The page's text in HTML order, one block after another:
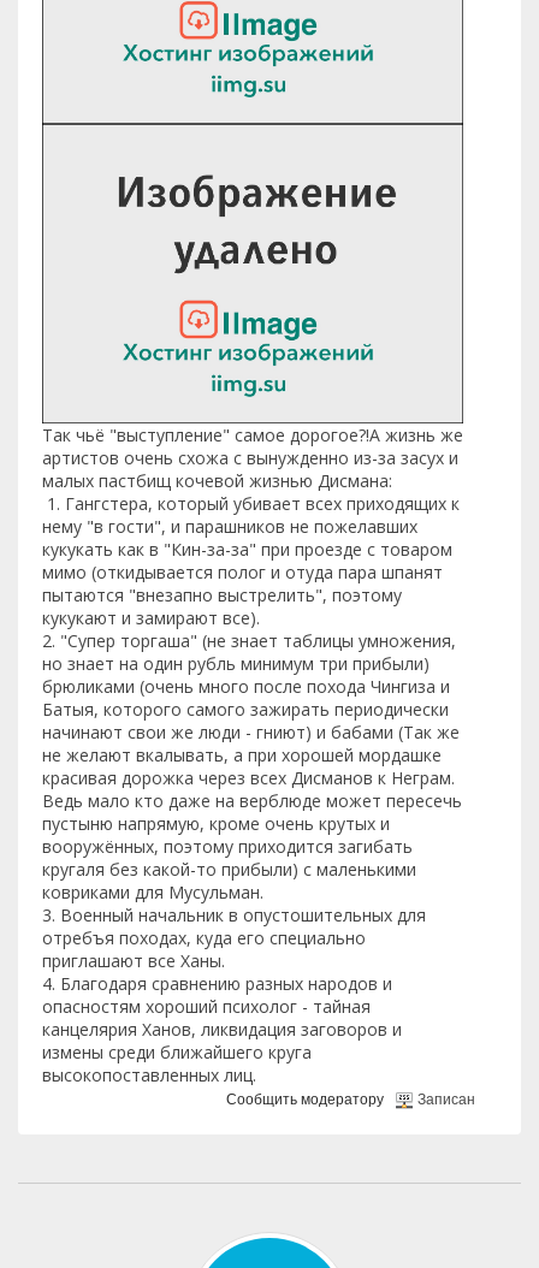
Так чьё "выступление" самое дорогое?!А жизнь же
артистов очень схожа с вынужденно из-за засух и
малых пастбищ кочевой жизнью Дисмана:
1. Гангстера, который убивает всех приходящих к
нему "в гости", и парашников не пожелавших
кукукать как в "Кин-за-за" при проезде с товаром
мимо (откидывается полог и отуда пара шпанят
пытаются "внезапно выстрелить", поэтому
кукукают и замирают все).
2. "Супер торгаша" (не знает таблицы умножения,
но знает на один рубль минимум три прибыли)
брюликами (очень много после похода Чингиза и
Батыя, которого самого зажирать периодически
начинают свои же люди - гниют) и бабами (Так же
не желают вкалывать, а при хорошей мордашке
красивая дорожка через всех Дисманов к Неграм.
Ведь мало кто даже на верблюде может пересечь
пустыню напрямую, кроме очень крутых и
вооружённых, поэтому приходится загибать
кругаля без какой-то прибыли) с маленькими
ковриками для Мусульман.
3. Военный начальник в опустошительных для
отребъя походах, куда его специально
приглашают все Ханы.
4. Благодаря сравнению разных народов и
опасностям хороший психолог - тайная
канцелярия Ханов, ликвидация заговоров и
измены среди ближайшего круга
высокопоставленных лиц.
Сообщить модератору Записан